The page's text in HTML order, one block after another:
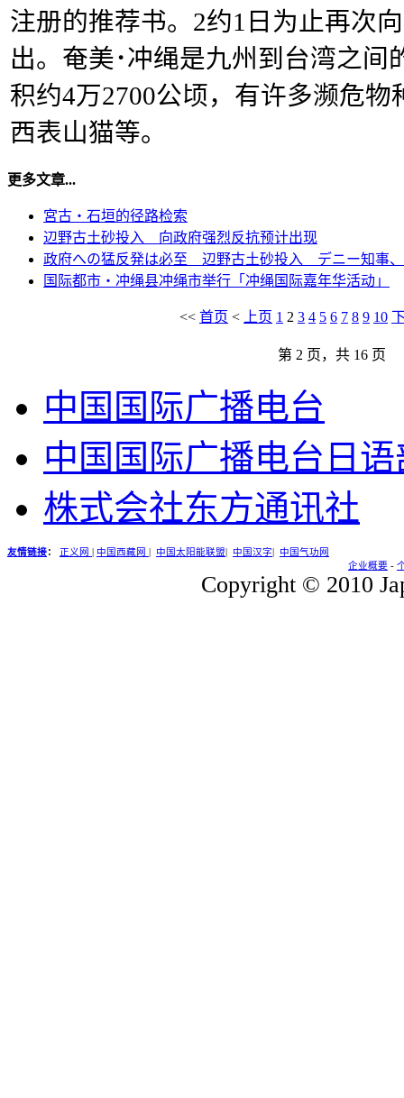
注册的推荐书。2约1日为止再次
出。奄美･冲绳是九州到台湾之间
积约4万2700公顷， 有许多濒危物
西表山猫等。
更多文章...
宮古・石垣的径路检索
辺野古土砂投入 向政府强烈反抗预计出现
政府への猛反発は必至 辺野古土砂投入 デニー知事、
国际都市・冲绳县冲绳市举行「冲绳国际嘉年华活动」
<< 首页 < 上页 1 2 3 4 5 6 7 8 9 10
第 2 页，共 16 页
中国国际广播电台
中国国际广播电台日语
株式会社东方通讯社
友情链接： 正义网 中国西藏网 中国太阳能联盟 中国汉字
中国气功网
企业概要 -
Copyright © 2010